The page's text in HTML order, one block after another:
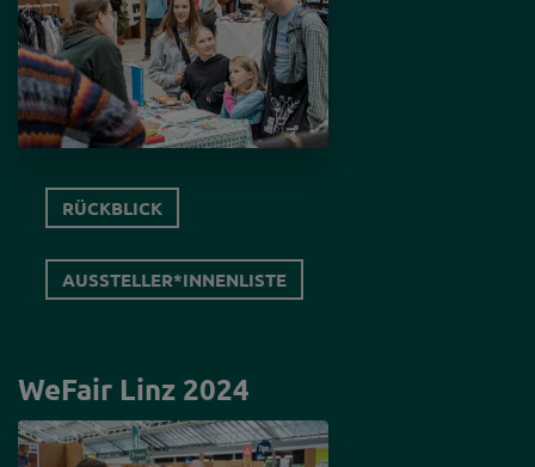
WEFAIR LINZ
2026
NEWSLETTER
FÜR
UNTERNEHMEN
ÜBER UNS
RÜCKBLICK
AUSSTELLER*INNENLISTE
WeFair Linz 2024